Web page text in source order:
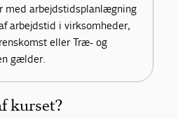
med arbejdstidsplanlægning
arbejdstid i virksomheder,
eller Træ- og
gælder.
kurset?